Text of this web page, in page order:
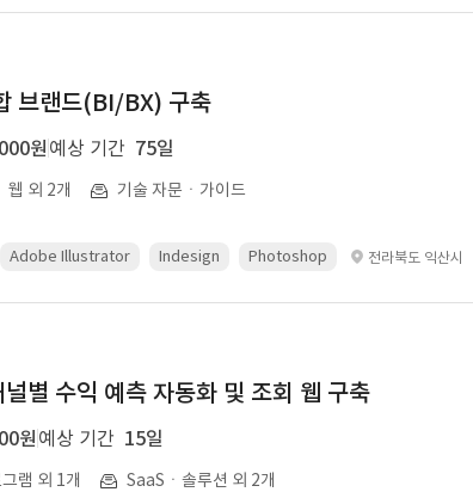
브랜드(BI/BX) 구축
원 예상 기간 75일
웹 외 2개 기술 자문ㆍ가이드
Adobe Illustrator Indesign Photoshop 전라북도 익산시
별 수익 예측 자동화 및 조회 웹 구축
원 예상 기간 15일
램 외 1개 SaaSㆍ솔루션 외 2개